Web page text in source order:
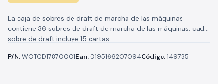
La caja de sobres de draft de marcha de las máquinas
contiene 36 sobres de draft de marcha de las máquinas. cada
sobre de draft incluye 15 cartas...
P/N:WOTCD17870001Ean: 0195166207094Código:149785